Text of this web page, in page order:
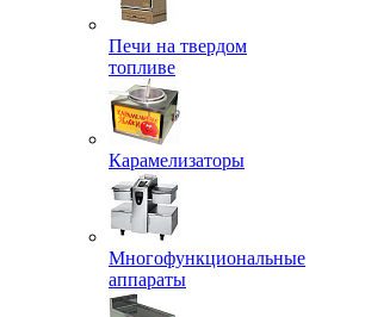
Печи на твердом
топливе
Карамелизаторы
Многофункциональные
аппараты